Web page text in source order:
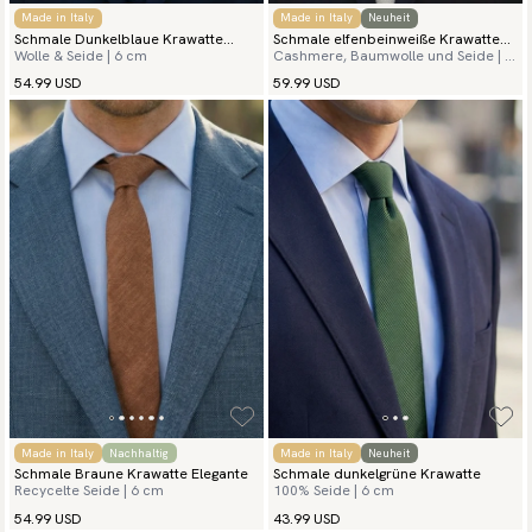
Made in Italy
Schmale Dunkelblaue Krawatte
Herringbone
Wolle & Seide | 6 cm
54.99 USD
Made in Italy Neuheit
Schmale elfenbeinweiße Krawatte
Kaschmir Grenadine
Cashmere, Baumwolle und Seide | 6
cm
59.99 USD
Made in Italy Nachhaltig
Schmale Braune Krawatte Elegante
Recycelte Seide | 6 cm
54.99 USD
Made in Italy Neuheit
Schmale dunkelgrüne Krawatte
100% Seide | 6 cm
43.99 USD